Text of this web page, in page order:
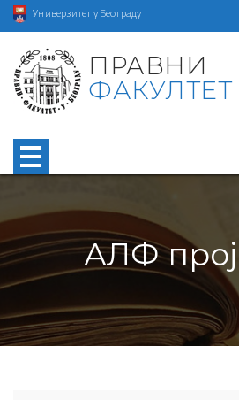
Универзитет у Београду
ПРАВНИ
ФАКУЛТЕТ
АЛФ